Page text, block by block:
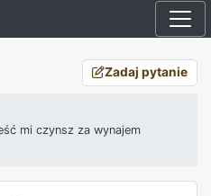
Zadaj pytanie
mi czynsz za wynajem